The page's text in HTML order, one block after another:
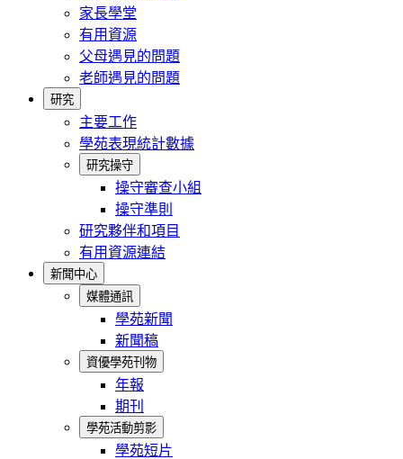
家長學堂
有用資源
父母遇見的問題
老師遇見的問題
研究
主要工作
學苑表現統計數據
研究操守
操守審查小組
操守準則
研究夥伴和項目
有用資源連結
新聞中心
媒體通訊
學苑新聞
新聞稿
資優學苑刊物
年報
期刊
學苑活動剪影
學苑短片